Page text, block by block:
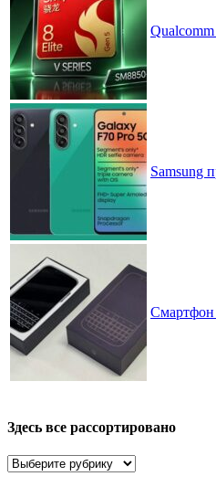
Samsung
Смартфон
Здесь все рассортировано
Здесь